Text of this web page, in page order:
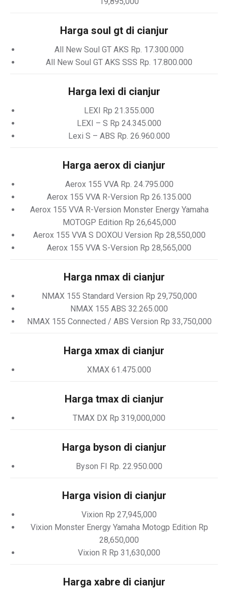
Harga soul gt di cianjur
All New Soul GT AKS Rp. 17.300.000
All New Soul GT AKS SSS Rp. 17.800.000
Harga lexi di cianjur
LEXI Rp 21.355.000
LEXI – S Rp 24.345.000
Lexi S – ABS Rp. 26.960.000
Harga aerox di cianjur
Aerox 155 VVA Rp. 24.795.000
Aerox 155 VVA R-Version Rp 26.135.000
Aerox 155 VVA R-Version Monster Energy Yamaha
MOTOGP Edition Rp 26,645,000
Aerox 155 VVA S DOXOU Version Rp 28,550,000
Aerox 155 VVA S-Version Rp 28,565,000
Harga nmax di cianjur
NMAX 155 Standard Version Rp 29,750,000
NMAX 155 ABS 32.265.000
NMAX 155 Connected / ABS Version Rp 33,750,000
Harga xmax di cianjur
XMAX 61.475.000
Harga tmax di cianjur
TMAX DX Rp 319,000,000
Harga byson di cianjur
Byson FI Rp. 22.950.000
Harga vision di cianjur
Vixion Rp 27,945,000
Vixion Monster Energy Yamaha Motogp Edition Rp
28,650,000
Vixion R Rp 31,630,000
Harga xabre di cianjur